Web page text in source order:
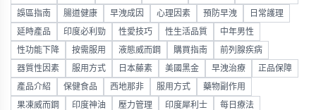
誤區指南 腸道健康 早洩成因 心理因素 預防早洩 日常護理
延時產品 印度必利勁 性愛技巧 性生活品質 中年男性
性功能下降 按需服用 液態威而鋼 購買指南 前列腺疾病
器質性因素 服用方式 日本藤素 美國黑金 早洩治療 正品保障
產品介紹 保健食品 西地那非 服用方式 藥物副作用
果凍威而鋼 印度神油 壓力管理 印度犀利士 每日療法